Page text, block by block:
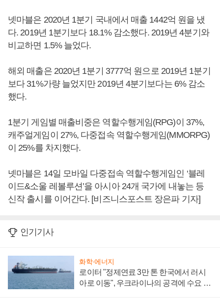
넷마블은 2020년 1분기 국내에서 매출 1442억 원을 냈
다. 2019년 1분기보다 18.1% 감소했다. 2019년 4분기와
비교하면 1.5% 늘었다.
해외 매출은 2020년 1분기 3777억 원으로 2019년 1분기
보다 31%가량 늘었지만 2019년 4분기보다는 6% 감소
했다.
1분기 게임별 매출비중은 역할수행게임(RPG)이 37%,
캐주얼게임이 27%, 다중접속 역할수행게임(MMORPG)
이 25%를 차지했다.
넷마블은 14일 모바일 다중접속 역할수행게임인 ‘블레
이드&소울 레볼루션’을 아시아 24개 국가에 내놓는 등
신작 출시를 이어간다. [비즈니스포스트 장은파 기자]
인기기사
화학·에너지
로이터 "정제연료 3만 톤 한국에서 러시
아로 이동", 우크라이나의 공격에 수요 늘